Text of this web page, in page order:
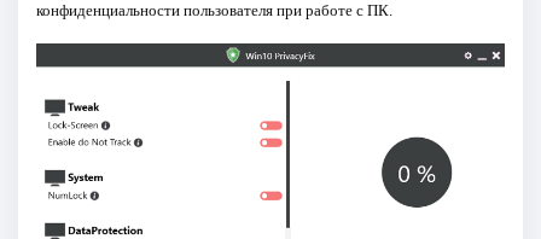
конфиденциальности пользователя при работе c ПК.